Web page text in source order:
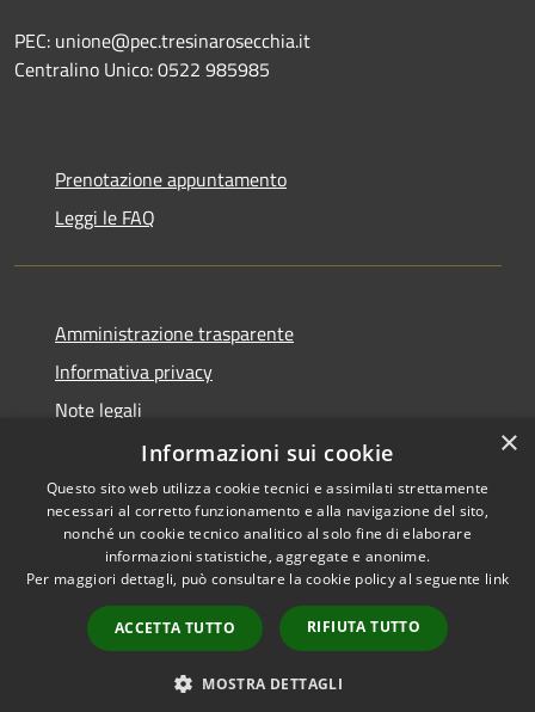
PEC: unione@pec.tresinarosecchia.it
Centralino Unico: 0522 985985
Prenotazione appuntamento
Leggi le FAQ
Amministrazione trasparente
Informativa privacy
Note legali
Dichiarazione di accessibilità
RSS
Accessibilità
Copyright © 2026 • Unione
byMunicipium
Accesso
redazione
×
Informazioni sui cookie
Questo sito web utilizza cookie tecnici e assimilati strettamente
necessari al corretto funzionamento e alla navigazione del sito,
nonché un cookie tecnico analitico al solo fine di elaborare
informazioni statistiche, aggregate e anonime.
Per maggiori dettagli, può consultare la cookie policy al seguente link
ACCETTA TUTTO RIFIUTA TUTTO
MOSTRA DETTAGLI